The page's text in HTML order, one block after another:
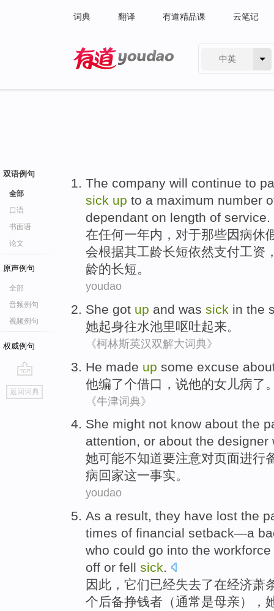
词典 翻译 有道精品课 云笔记
中英
双语例句
全部
口语
书面语
论文
原声例句
全部
音频例句
视频例句
权威例句
go
top
返回词典
The company will continue to
sick up to a maximum number
dependant on length of service.
在任何一年内 ， 对于那些因病休
会根据其工龄长短依然支付工资
龄的长短。
youdao
She got up and was sick in the
她起身往水池里呕吐起来。
《柯林斯英汉双解大词典》
He made up some excuse
他编了个借口 ， 说他的女儿病了
《牛津词典》
She might not know about the
attention, or about the designer
她可能不知道要注意对页面进行
病回家这一事实。
youdao
As a result, they have lost the
times of financial setback—a
who could go into the workforce
off or fell sick.
因此 ， 它们已经失去了在经济萧
个后备挣钱者（通常是母亲），